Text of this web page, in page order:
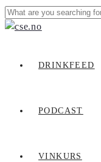
DRINKFEED
PODCAST
VINKURS